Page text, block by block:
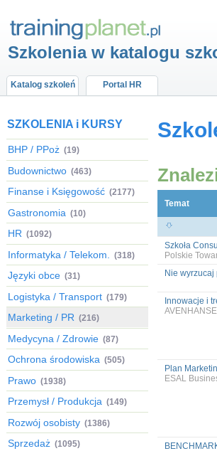
Szkolenia w katalogu
Katalog szkoleń Portal HR
SZKOLENIA i KURSY
BHP / PPoż (19)
Budownictwo (463)
Finanse i Księgowość (2177)
Gastronomia (10)
HR (1092)
Informatyka / Telekom. (318)
Języki obce (31)
Logistyka / Transport (179)
Marketing / PR (216)
Medycyna / Zdrowie (87)
Ochrona środowiska (505)
Prawo (1938)
Przemysł / Produkcja (149)
Rozwój osobisty (1386)
Sprzedaż (1095)
Temat
Szkoła
Polskie
Nie wyrzucaj
Innowacje i
Plan
ESAL